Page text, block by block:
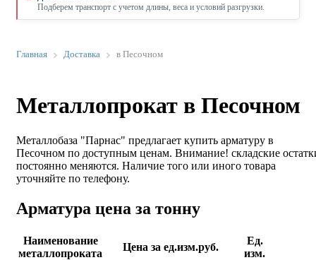
Подберем транспорт с учетом длины, веса и условий разгрузки.
Главная Доставка в Песочном
Металлопрокат в Песочном
Металлобаза "Парнас" предлагает купить арматуру в
Песочном по доступным ценам. Внимание! складские
постоянно меняются. Наличие того или иного товара
уточняйте по телефону.
Арматура цена за тонну
Наименование
металлопроката
Цена за ед.изм.руб.
Ед.
изм.